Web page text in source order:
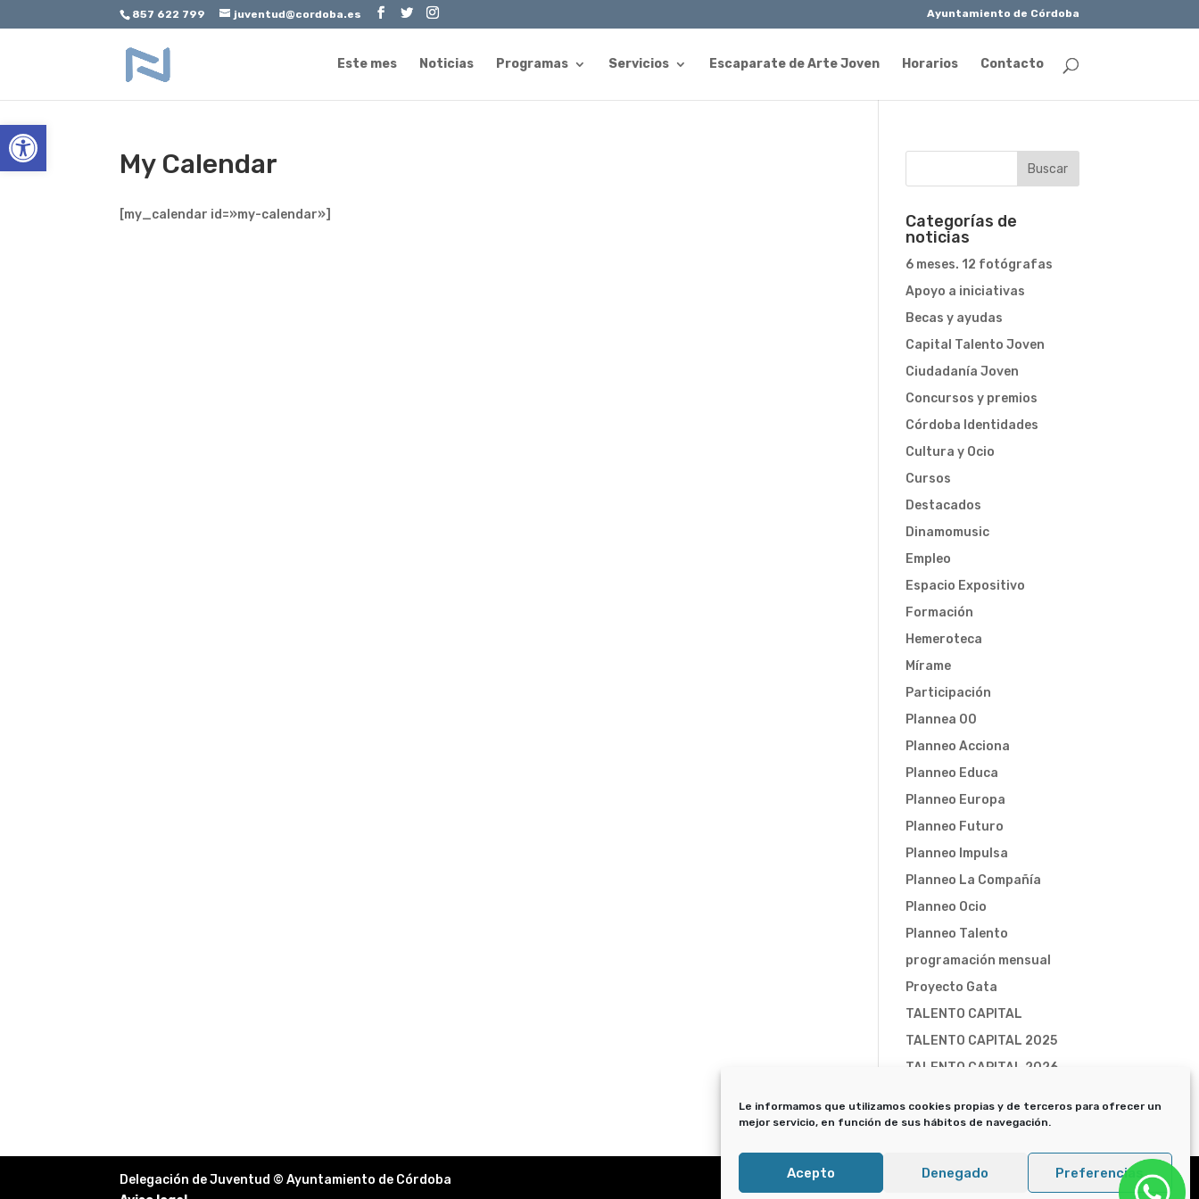
Abrir barra de herramientas
Le informamos que utilizamos cookies propias y de terceros para ofrecer un
mejor servicio, en función de sus hábitos de navegación.
Acepto Denegado Preferencias
857 622 799 juventud@cordoba.es Ayuntamiento de Córdoba
Este mes Noticias Programas Servicios Escaparate de Arte Joven Horarios Contacto
My Calendar
[my_calendar id=»my-calendar»]
Categorías de
noticias
6 meses. 12 fotógrafas
Apoyo a iniciativas
Becas y ayudas
Capital Talento Joven
Ciudadanía Joven
Concursos y premios
Córdoba Identidades
Cultura y Ocio
Cursos
Destacados
Dinamomusic
Empleo
Espacio Expositivo
Formación
Hemeroteca
Mírame
Participación
Plannea 00
Planneo Acciona
Planneo Educa
Planneo Europa
Planneo Futuro
Planneo Impulsa
Planneo La Compañía
Planneo Ocio
Planneo Talento
programación mensual
Proyecto Gata
TALENTO CAPITAL
TALENTO CAPITAL 2025
TALENTO CAPITAL 2026
Delegación de Juventud © Ayuntamiento de Córdoba